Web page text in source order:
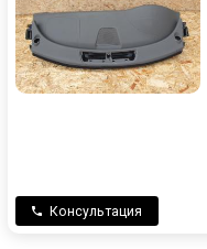
Консультация